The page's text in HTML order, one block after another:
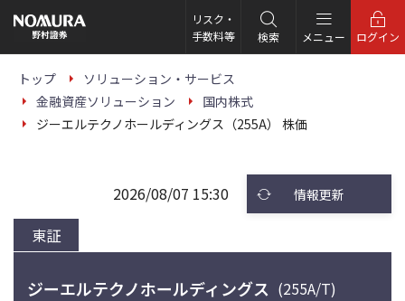
の
ー
リスク・
手数料等
検索 メニュー ログイン
トップ
ソリューション・サービス
金融資産ソリューション
国内株式
ジーエルテクノホールディングス（255A） 株価
東証
2026/08/07 15:30 情報更新
ジーエルテクノホールディングス (255A/T)